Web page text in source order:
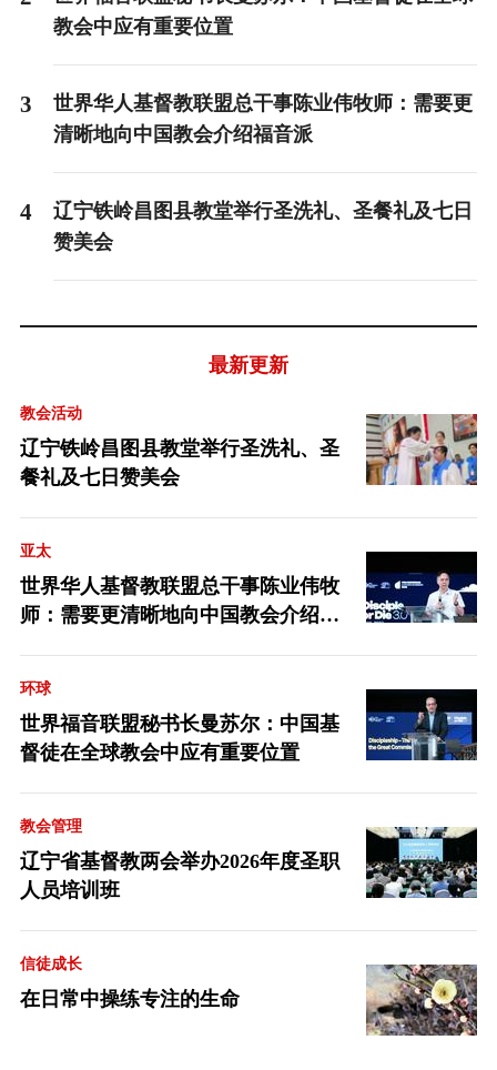
教会中应有重要位置
3
世界华人基督教联盟总干事陈业伟牧师：需要更
清晰地向中国教会介绍福音派
4
辽宁铁岭昌图县教堂举行圣洗礼、圣餐礼及七日
赞美会
最新更新
教会活动
辽宁铁岭昌图县教堂举行圣洗礼、圣
餐礼及七日赞美会
亚太
世界华人基督教联盟总干事陈业伟牧
师：需要更清晰地向中国教会介绍福
环球
世界福音联盟秘书长曼苏尔：中国基
督徒在全球教会中应有重要位置
教会管理
辽宁省基督教两会举办2026年度圣职
人员培训班
信徒成长
在日常中操练专注的生命